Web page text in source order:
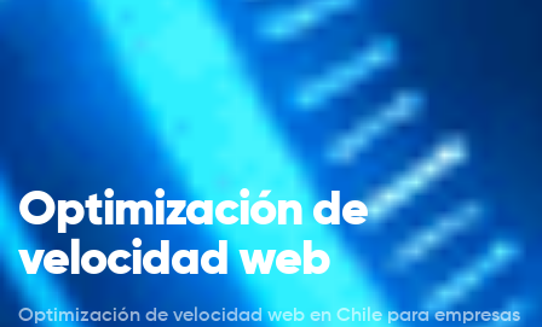
Optimización de
velocidad web
Optimización de velocidad web en Chile para empresas